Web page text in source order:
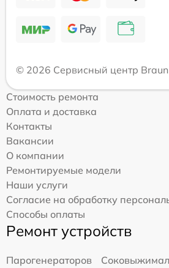
© 2026 Сервисный центр Braun
Стоимость ремонта
Оплата и доставка
Контакты
Вакансии
О компании
Ремонтируемые модели
Наши услуги
Согласие на обработку
Способы оплаты
Ремонт устройств
Парогенераторов